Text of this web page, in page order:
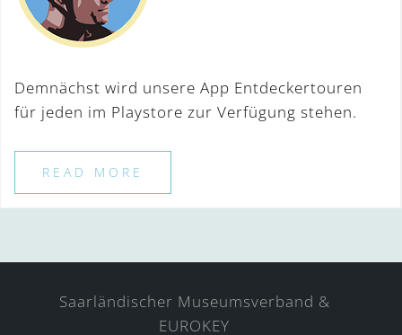
Demnächst wird unsere App Entdeckertouren
für jeden im Playstore zur Verfügung stehen.
READ MORE
Saarländischer Museumsverband &
EUROKEY